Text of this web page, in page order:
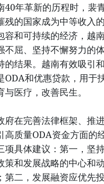
40年革新的历程时，裴
残的国家成为中等收入
容和可持续的经济，越
不屈、坚持不懈努力的
的结果。越南有效吸引
ODA和优惠贷款，用于
医疗，改善民生。
府在完善法律框架、推
高质量ODA资金方面的
项具体建议：第一，坚
策和发展战略的中心和
第二，发展融资应优先